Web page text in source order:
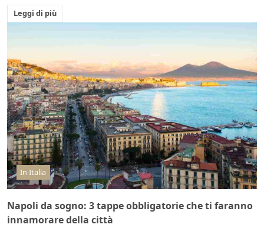
Leggi di più
In Italia
Napoli da sogno: 3 tappe obbligatorie che ti faranno
innamorare della città